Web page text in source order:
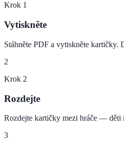
Krok 1
Vytiskněte
Stáhněte PDF a vytiskněte kartičky.
2
Krok 2
Rozdejte
Rozdejte kartičky mezi hráče — děti
3